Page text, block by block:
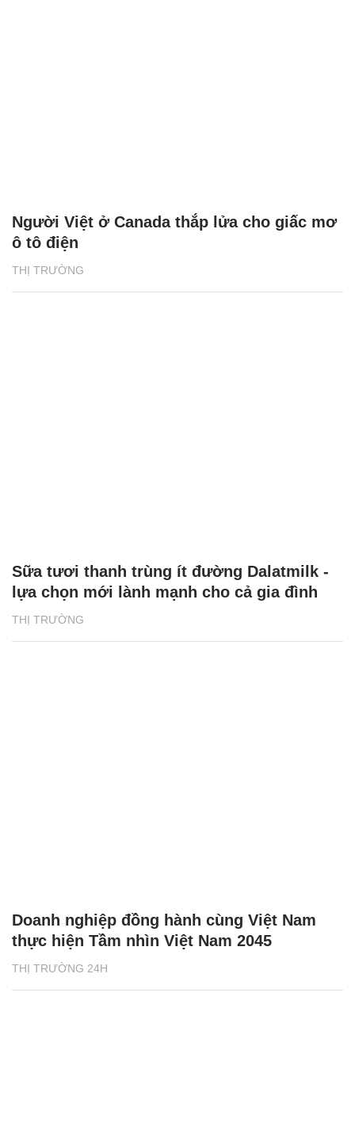
THỊ TRƯỜNG
Người Việt ở Canada thắp lửa cho giấc mơ
ô tô điện
THỊ TRƯỜNG
Sữa tươi thanh trùng ít đường Dalatmilk -
lựa chọn mới lành mạnh cho cả gia đình
THỊ TRƯỜNG 24H
Doanh nghiệp đồng hành cùng Việt Nam
thực hiện Tầm nhìn Việt Nam 2045